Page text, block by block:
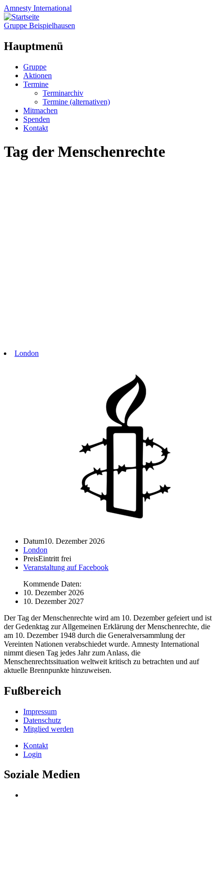
Amnesty International
Gruppe Beispielhausen
Hauptmenü
Zum
Inhalt
springen
Gruppe
Aktionen
Termine
Terminarchiv
Termine (alternativen)
Mitmachen
Spenden
Kontakt
Tag der Menschenrechte
London
Datum10. Dezember 2026
London
PreisEintritt frei
Veranstaltung auf Facebook
Kommende Daten:
10. Dezember 2026
10. Dezember 2027
Der Tag der Menschenrechte wird am 10. Dezember gefeiert und ist
der Gedenktag zur Allgemeinen Erklärung der Menschenrechte, die
am 10. Dezember 1948 durch die Generalversammlung der
Vereinten Nationen verabschiedet wurde. Amnesty International
nimmt diesen Tag jedes Jahr zum Anlass, die
Menschenrechtssituation weltweit kritisch zu betrachten und auf
aktuelle Brennpunkte hinzuweisen.
Fußbereich
Impressum
Datenschutz
Mitglied werden
Kontakt
Login
Soziale Medien